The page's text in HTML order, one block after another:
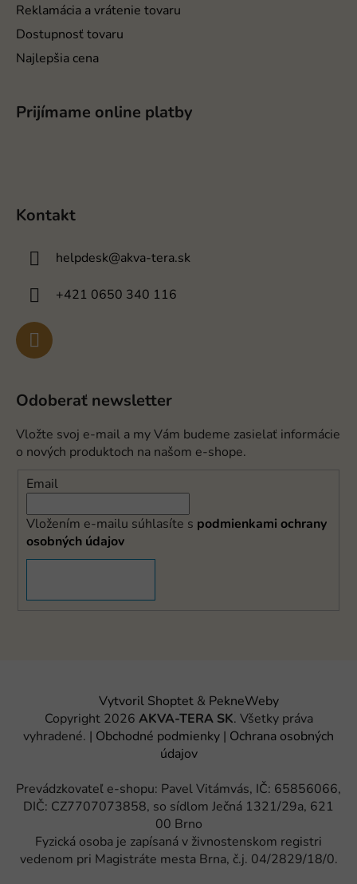
Reklamácia a vrátenie tovaru
Dostupnosť tovaru
Najlepšia cena
Prijímame online platby
Kontakt
helpdesk@akva-tera.sk
+421 0650 340 116
Odoberať newsletter
Vložte svoj e-mail a my Vám budeme zasielať informácie
o nových produktoch na našom e-shope.
Email
Vložením e-mailu súhlasíte s podmienkami ochrany
osobných údajov
Vytvoril Shoptet& PekneWeby
Copyright 2026 AKVA-TERA SK. Všetky práva
vyhradené. | Obchodné podmienky | Ochrana osobných
údajov
Prevádzkovateľ e-shopu: Pavel Vitámvás, IČ: 65856066,
DIČ: CZ7707073858, so sídlom Ječná 1321/29a, 621
00 Brno
Fyzická osoba je zapísaná v živnostenskom registri
vedenom pri Magistráte mesta Brna, č.j. 04/2829/18/0.